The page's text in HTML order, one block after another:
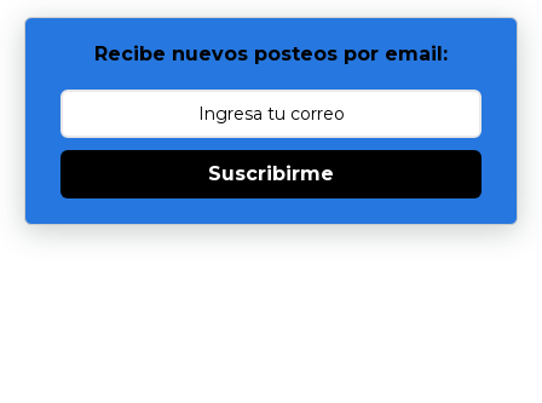
Recibe nuevos posteos por email:
Suscribirme